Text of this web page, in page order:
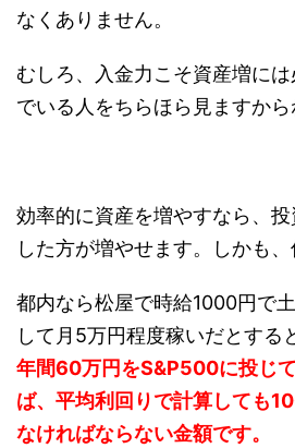
なくありません。
むしろ、入金力こそ資産増に
でいる人をちらほら見ますから
効率的に資産を増やすなら、
した方が増やせます。しかも、
都内なら松屋で時給1000円で
して月5万円程度稼いだとする
年間60万円をS&P500に投じ
ば、平均利回りで計算しても
なければならない金額です。